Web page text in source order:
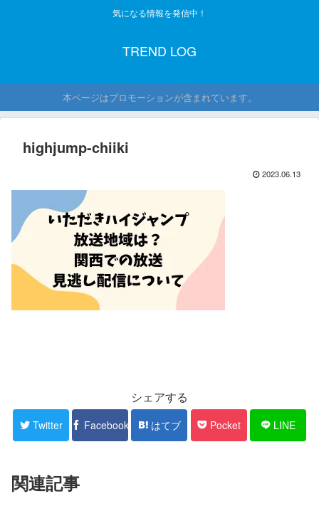
気になる情報を発信中！
TREND LOG
本ページはプロモーションが含まれています。
highjump-chiiki
2023.06.13
シェアする
Twitter Facebook はてブ Pocket LINE
関連記事